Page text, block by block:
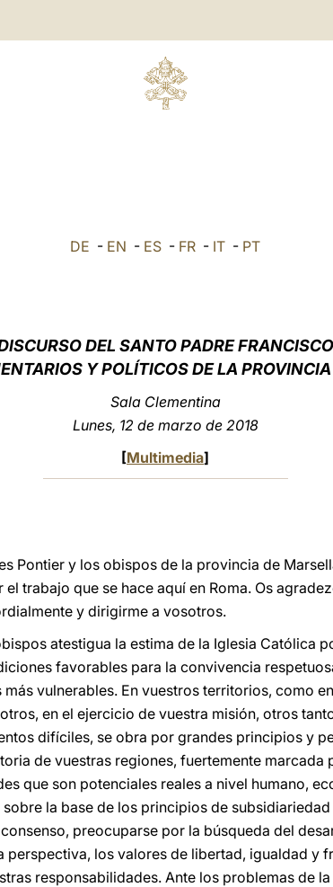
DE - EN - ES - FR - IT - PT
DEL SANTO PADRE FRANCISCO
Y POLÍTICOS DE LA
Sala Clementina
Lunes, 12 de marzo de 2018
[Multimedia]
Pontier y los obispos de la provincia de
el trabajo que se hace aquí en Roma. Os
y dirigirme a vosotros.
atestigua la estima de la Iglesia Católica
favorables para la convivencia
vulnerables. En vuestros territorios, como
en el ejercicio de vuestra misión, otros
difíciles, se obra por grandes principios y
de vuestras regiones, fuertemente
que son potenciales reales a nivel humano,
la base de los principios de
preocuparse por la búsqueda del
perspectiva, los valores de libertad, igualdad y
responsabilidades. Ante los problemas de